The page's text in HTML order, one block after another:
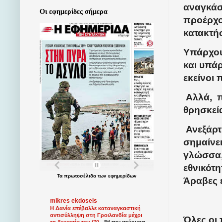
και
Αλλά,
γλώσσα,
Άραβες
Όλες οι
Οι εφημερίδες σήμερα
Τα πρωτοσέλιδατων εφημερίδων
mikres ekdoseis
Η Δανία επέβαλλε καταναγκαστική
αντισύλληψη στη Γροιλανδία μέχρι